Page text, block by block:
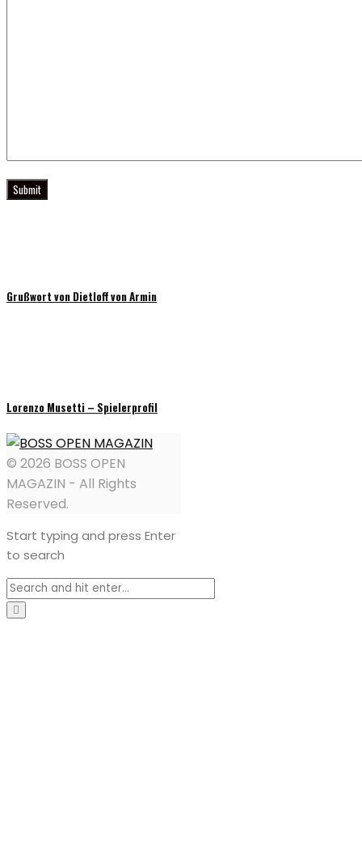
Grußwort von Dietloff von Armin
Lorenzo Musetti – Spielerprofil
© 2026 BOSS OPEN
MAGAZIN - All Rights
Reserved.
Start typing and press Enter
to search